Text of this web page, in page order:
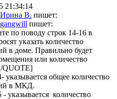
21:34:14
Ирина В. пишет:
gangwill пишет:
по поводу строк 14-16 в
указать количество
в доме. Правильно будет
или количество
QUOTE]
указывается общее количество
в МКД.
- указывается количество